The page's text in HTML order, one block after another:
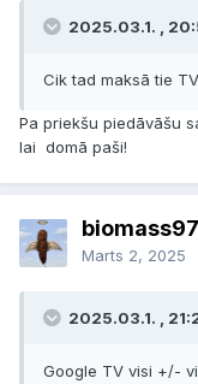
2025.03.1. ,
Cik tad maksā tie
Pa priekšu piedāvāšu
lai domā paši!
Marts 2, 2025
2025.03.1. ,
Google TV visi +/-